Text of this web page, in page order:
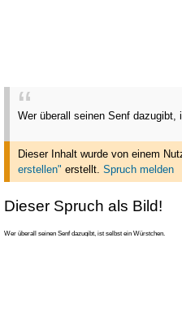
Wer überall seinen Senf
Dieser Inhalt wurde von einem
erstellen" erstellt. Spruch melden
Dieser Spruch als Bild!
Wer überall seinen Senf dazugibt, ist selbst ein Würstchen.